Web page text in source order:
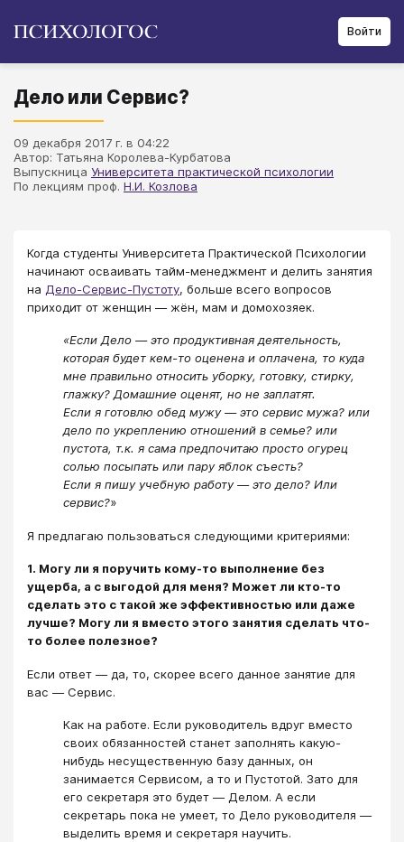
Войти
Дело или Сервис?
09 декабря 2017 г. в 04:22
Автор: Татьяна Королева-Курбатова
Выпускница Университета практической психологии
По лекциям проф. Н.И. Козлова
Когда студенты Университета Практической Психологии
начинают осваивать тайм-менеджмент и делить занятия
на Дело-Сервис-Пустоту, больше всего вопросов
приходит от женщин ― жён, мам и домохозяек.
«Если Дело ― это продуктивная деятельность,
которая будет кем-то оценена и оплачена, то куда
мне правильно относить уборку, готовку, стирку,
глажку? Домашние оценят, но не заплатят.
Если я готовлю обед мужу ― это сервис мужа? или
дело по укреплению отношений в семье? или
пустота, т.к. я сама предпочитаю просто огурец
солью посыпать или пару яблок съесть?
Если я пишу учебную работу ― это дело? Или
сервис?»
Я предлагаю пользоваться следующими критериями:
1. Могу ли я поручить кому-то выполнение без
ущерба, а с выгодой для меня? Может ли кто-то
сделать это с такой же эффективностью или даже
лучше? Могу ли я вместо этого занятия сделать что-
то более полезное?
Если ответ ― да, то, скорее всего данное занятие для
вас ― Сервис.
Как на работе. Если руководитель вдруг вместо
своих обязанностей станет заполнять какую-
нибудь несущественную базу данных, он
занимается Сервисом, а то и Пустотой. Зато для
его секретаря это будет ― Делом. А если
секретарь пока не умеет, то Дело руководителя ―
выделить время и секретаря научить.